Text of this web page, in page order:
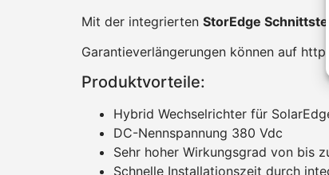
Mit der integrierten StorEdge
Garantieverlängerungen können auf
Produktvorteile:
Hybrid Wechselrichter für
DC-Nennspannung 380 Vdc
Sehr hoher Wirkungsgrad von bis
Schnelle Installationszeit durch